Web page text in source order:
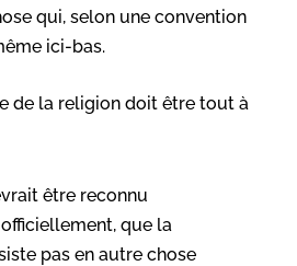
qui, selon une convention
ici-bas.
de la religion doit être tout à
être reconnu
que la
pas en autre chose